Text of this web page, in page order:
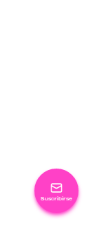
Suscribirse